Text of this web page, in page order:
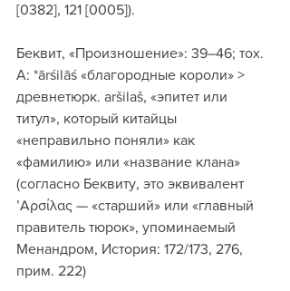
[0382], 121 [0005]).
Беквит, «Произношение»: 39–46; тох.
А: *ārśilāś «благородные короли» >
древнетюрк. aršilaš, «эпитет или
титул», который китайцы
«неправильно поняли» как
«фамилию» или «название клана»
(согласно Беквиту, это эквивалент
’Aρσίλας — «старший» или «главный
правитель тюрок», упоминаемый
Менандром, История: 172/173, 276,
прим. 222)